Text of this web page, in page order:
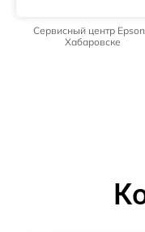
Сервисный центр
Хабаровске